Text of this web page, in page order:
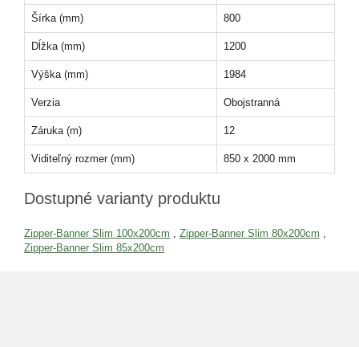
Šírka (mm) 800
Dĺžka (mm) 1200
Výška (mm) 1984
Verzia Obojstranná
Záruka (m) 12
Viditeľný rozmer (mm) 850 x 2000 mm
Dostupné varianty produktu
Zipper-Banner Slim 100x200cm Zipper-Banner Slim 80x200cm
Zipper-Banner Slim 85x200cm